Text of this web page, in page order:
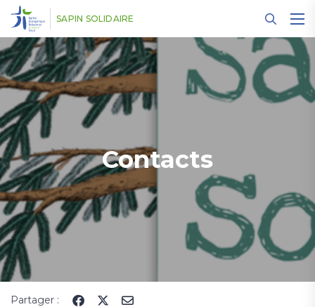
SAPIN SOLIDAIRE
Contacts
Partager :
Panneau de gestion des cookies